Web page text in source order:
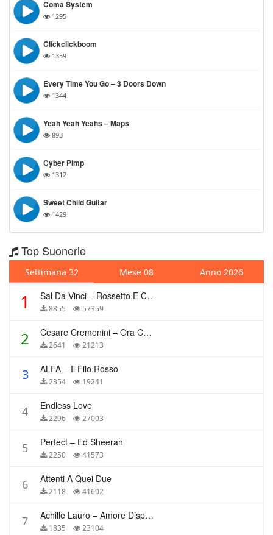
Coma System
1295
Clickclickboom
1359
Every Time You Go – 3 Doors Down
1344
Yeah Yeah Yeahs – Maps
893
Cyber Pimp
1312
Sweet Child Guitar
1429
Top Suonerie
Settimana 32 Mese 08 Anno 2026
1 Sal Da Vinci – Rossetto E Caffè
8855 57359
2 Cesare Cremonini – Ora Che Non Ho Più Te
2641 21213
3 ALFA – Il Filo Rosso
2354 19241
4 Endless Love
2296 27003
5 Perfect – Ed Sheeran
2250 41573
6 Attenti A Quei Due
2118 41602
7 Achille Lauro – Amore Disperato
1835 23104